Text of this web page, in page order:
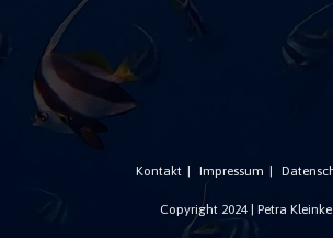
Kontakt Impressum
Copyright 2024 | Petra Kleinke